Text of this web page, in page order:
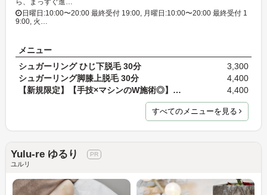
日曜日:10:00〜20:00 最終受付 19:00, 月曜日:10:00〜20:00 最終受付 1
9:00, 火…
メニュー
シュガーリング ひじ下脱毛 30分
3,300
シュガーリング脚膝上脱毛 30分
4,400
【新規限定】【手技×マシンのW施術◎】肩こり・首こり…
4,400
すべてのメニューを見る
Yulu-re ゆるり
ユルリ